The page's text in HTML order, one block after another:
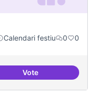
Calendari festiu 0 0
VoteComissió de